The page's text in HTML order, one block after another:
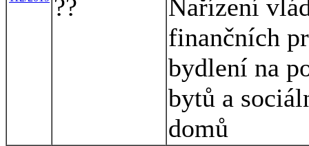
??
Nařízení
finančních
bydlení na
bytů a
domů